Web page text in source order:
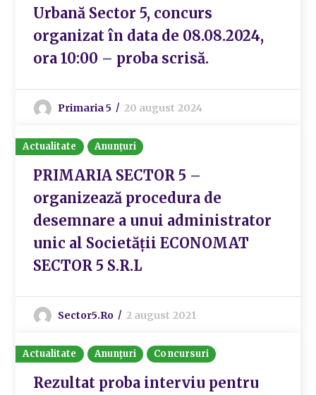
Urbană Sector 5, concurs
organizat în data de 08.08.2024,
ora 10:00 – proba scrisă.
Primaria 5 20 august 2024
Actualitate Anunțuri
PRIMARIA SECTOR 5 –
organizează procedura de
desemnare a unui administrator
unic al Societății ECONOMAT
SECTOR 5 S.R.L
Sector5.ro 2 august 2021
Actualitate Anunțuri Concursuri
Rezultat proba interviu pentru